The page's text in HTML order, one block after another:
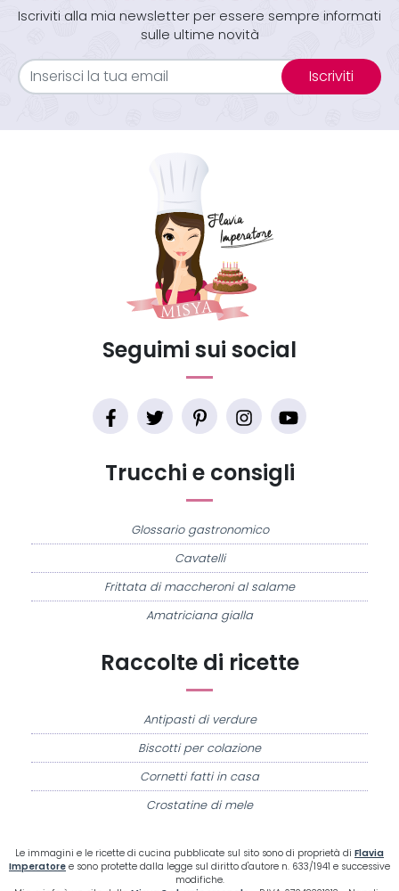
Iscriviti alla mia newsletter per essere sempre informati
sulle ultime novità
Iscriviti
Raccolte di ricette
Antipasti di verdure
Biscotti per colazione
Cornetti fatti in casa
Crostatine di mele
Trucchi e consigli
Glossario gastronomico
Cavatelli
Frittata di maccheroni al salame
Amatriciana gialla
Seguimi sui social
Le immagini e le ricette di cucina pubblicate sul sito sono di proprietà di Flavia
Imperatore e sono protette dalla legge sul diritto d'autore n. 633/1941 e successive
modifiche.